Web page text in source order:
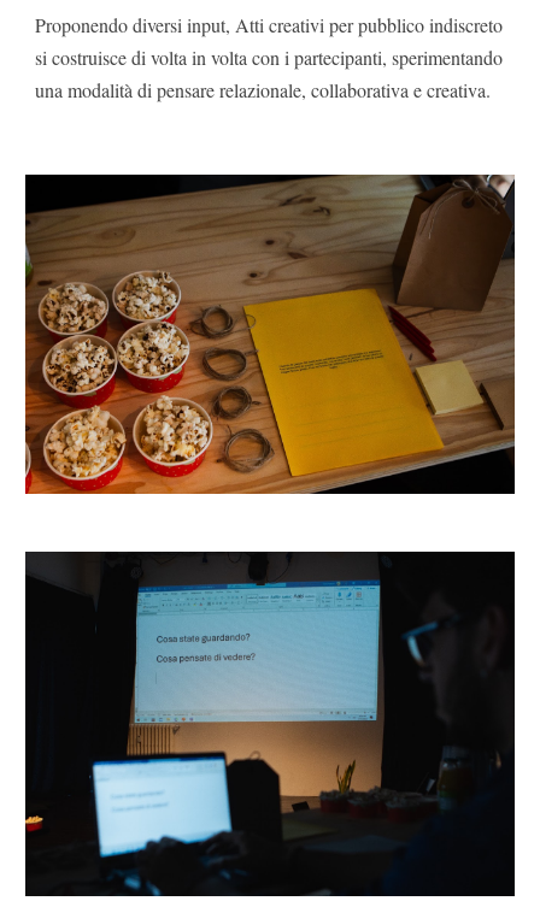
Proponendo diversi input, Atti creativi per pubblico indiscreto
si costruisce di volta in volta con i partecipanti, sperimentando
una modalità di pensare relazionale, collaborativa e creativa.